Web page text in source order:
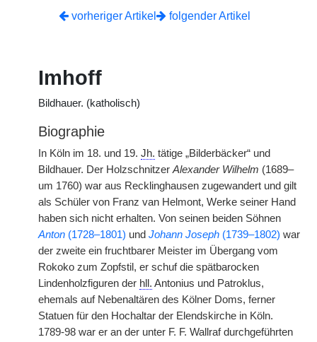
vorheriger Artikel
folgender Artikel
Imhoff
Bildhauer. (katholisch)
Biographie
In Köln im 18. und 19. Jh. tätige „Bilderbäcker“ und
Bildhauer. Der Holzschnitzer Alexander Wilhelm (1689–
um 1760) war aus Recklinghausen zugewandert und gilt
als Schüler von Franz van Helmont, Werke seiner Hand
haben sich nicht erhalten. Von seinen beiden Söhnen
Anton (1728–1801) und Johann Joseph (1739–1802) war
der zweite ein fruchtbarer Meister im Übergang vom
Rokoko zum Zopfstil, er schuf die spätbarocken
Lindenholzfiguren der hll. Antonius und Patroklus,
ehemals auf Nebenaltären des Kölner Doms, ferner
Statuen für den Hochaltar der Elendskirche in Köln.
1789-98 war er an der unter F. F. Wallraf durchgeführten